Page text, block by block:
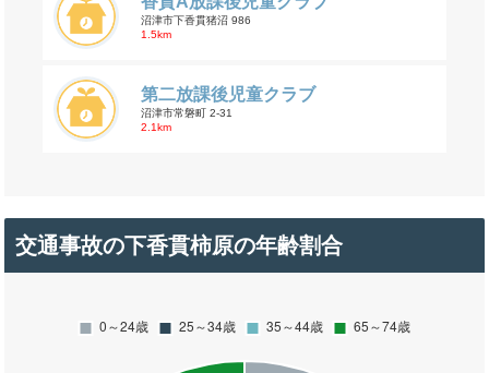
沼津市下香貫猪沼 986
1.5km
第二放課後児童クラブ
沼津市常磐町 2-31
2.1km
交通事故の下香貫柿原の年齢割合